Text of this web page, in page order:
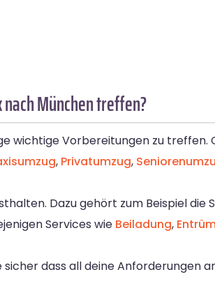
München treffen?
wichtige Vorbereitungen zu treffen.
, Privatumzug,
Dazu gehört zum Beispiel die
Services wie Beiladung,
dass all deine Anforderungen